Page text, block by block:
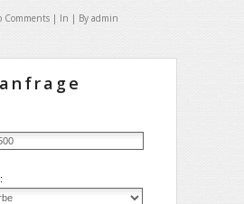
Comments | In | By admin